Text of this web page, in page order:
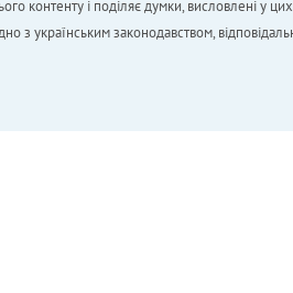
контенту і поділяє думки, висловлені у
з українським законодавством,